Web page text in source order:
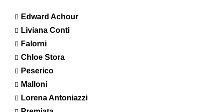
Edward Achour
Liviana Conti
Falorni
Chloe Stora
Peserico
Malloni
Lorena Antoniazzi